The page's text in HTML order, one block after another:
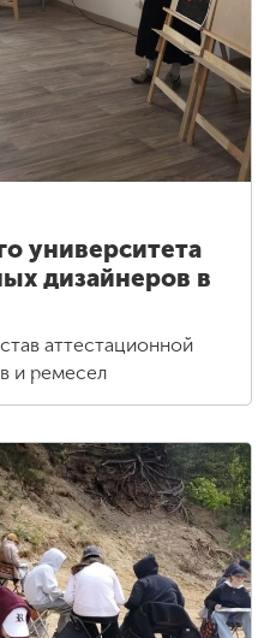
университета
дизайнеров в
аттестационной
и ремесел